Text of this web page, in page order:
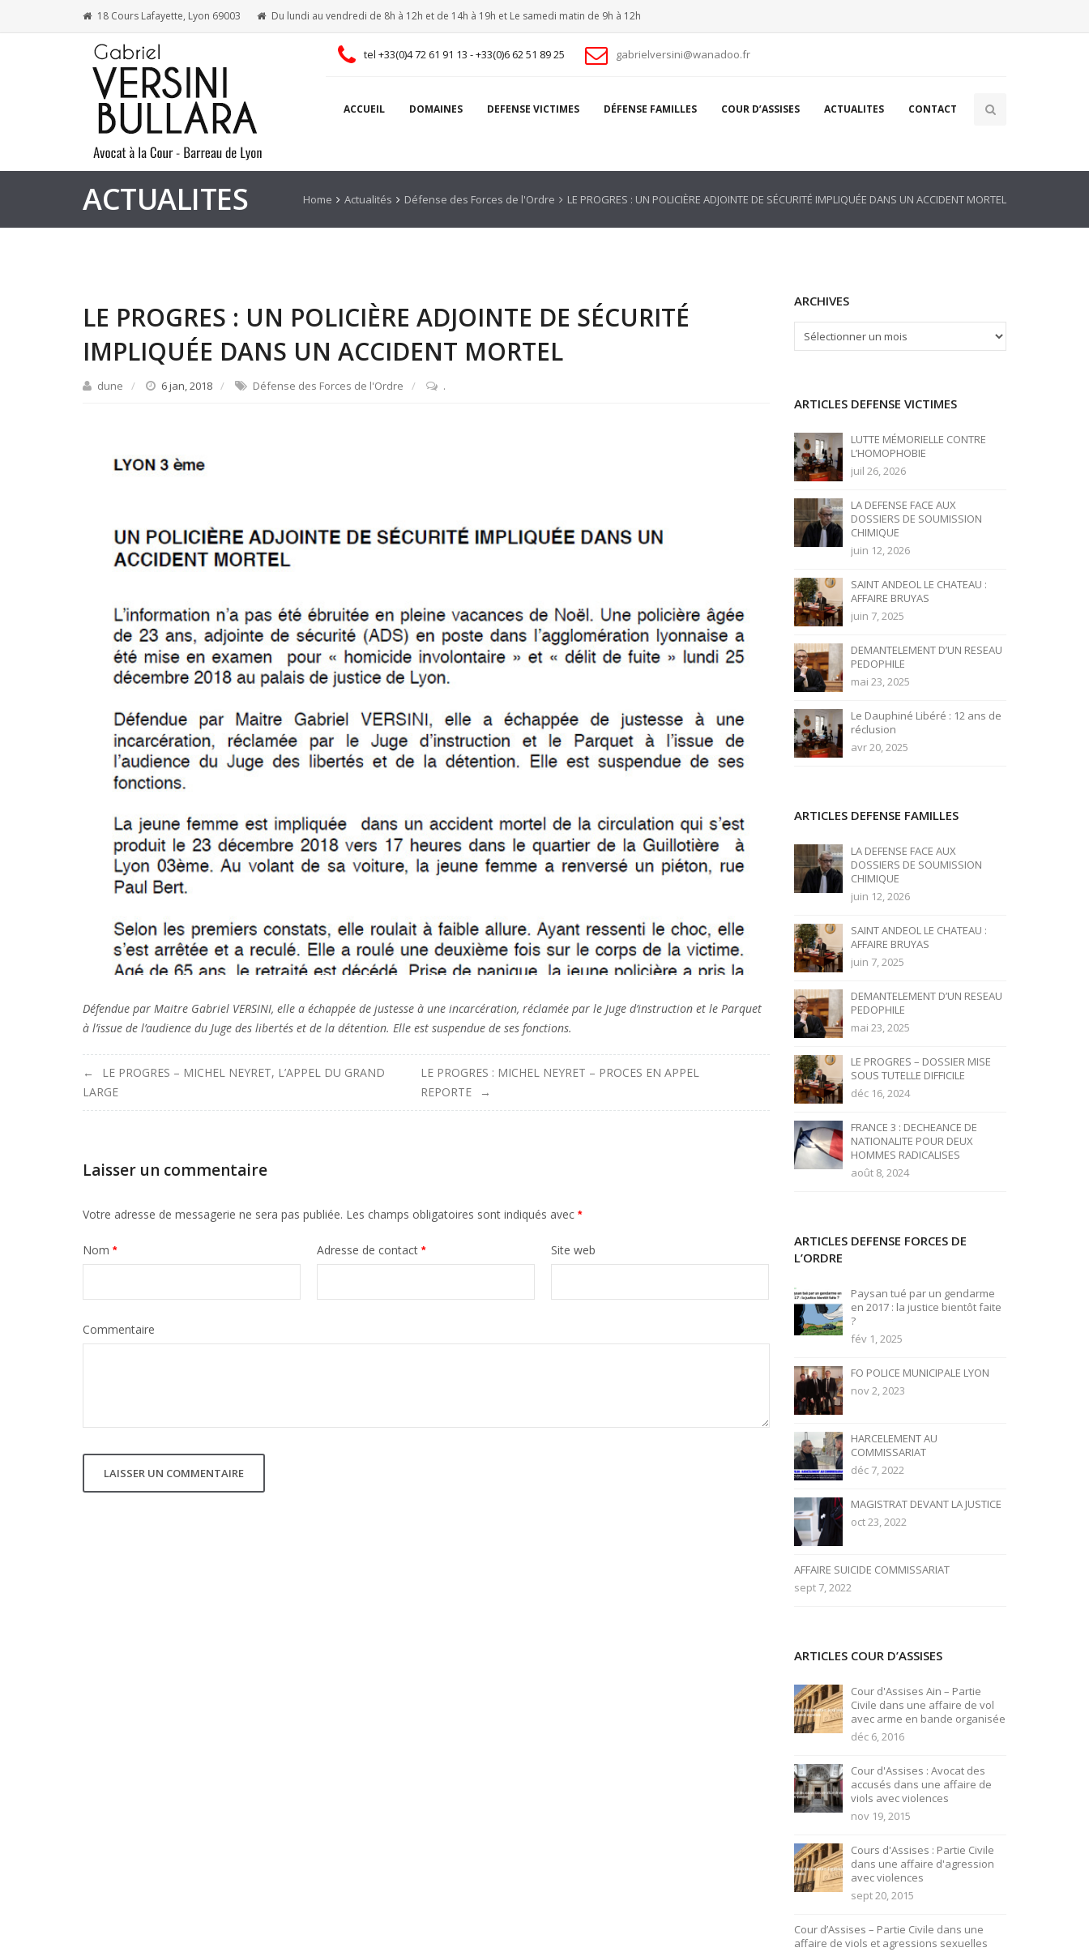
18 Cours Lafayette, Lyon 69003 Du lundi au vendredi de 8h à 12h et de 14h à 19h et Le samedi matin de 9h à 12h
tel +33(0)4 72 61 91 13 - +33(0)6 62 51 89 25 gabrielversini@wanadoo.fr
ACCUEIL DOMAINES DEFENSE VICTIMES DÉFENSE FAMILLES COUR D’ASSISES ACTUALITES CONTACT
ACTUALITES Home Actualités Défense des Forces de l'Ordre LE PROGRES : UN POLICIÈRE ADJOINTE DE SÉCURITÉ IMPLIQUÉE DANS UN ACCIDENT MORTEL
LE PROGRES : UN POLICIÈRE ADJOINTE DE SÉCURITÉ
IMPLIQUÉE DANS UN ACCIDENT MORTEL
dune 6 jan, 2018 Défense des Forces de l'Ordre .
Défendue par Maitre Gabriel VERSINI, elle a échappée de justesse à une incarcération, réclamée par le Juge d’instruction et le Parquet
à l’issue de l’audience du Juge des libertés et de la détention. Elle est suspendue de ses fonctions.
Navigation
de
LE PROGRES – MICHEL NEYRET, L’APPEL DU GRAND
LARGE
LE PROGRES : MICHEL NEYRET – PROCES EN APPEL
REPORTE
Laisser un commentaire
Votre adresse de messagerie ne sera pas publiée. Les champs obligatoires sont indiqués avec *
Nom * Adresse de contact* Site web
Commentaire
ARCHIVES
ARCHIVES
ARTICLES DEFENSE VICTIMES
LUTTE MÉMORIELLE CONTRE
L’HOMOPHOBIE
juil 26, 2026
LA DEFENSE FACE AUX
DOSSIERS DE SOUMISSION
CHIMIQUE
juin 12, 2026
SAINT ANDEOL LE CHATEAU :
AFFAIRE BRUYAS
juin 7, 2025
DEMANTELEMENT D’UN RESEAU
PEDOPHILE
mai 23, 2025
Le Dauphiné Libéré : 12 ans de
réclusion
avr 20, 2025
ARTICLES DEFENSE FAMILLES
LA DEFENSE FACE AUX
DOSSIERS DE SOUMISSION
CHIMIQUE
juin 12, 2026
SAINT ANDEOL LE CHATEAU :
AFFAIRE BRUYAS
juin 7, 2025
DEMANTELEMENT D’UN RESEAU
PEDOPHILE
mai 23, 2025
LE PROGRES – DOSSIER MISE
SOUS TUTELLE DIFFICILE
déc 16, 2024
FRANCE 3 : DECHEANCE DE
NATIONALITE POUR DEUX
HOMMES RADICALISES
août 8, 2024
ARTICLES DEFENSE FORCES DE
L’ORDRE
Paysan tué par un gendarme
en 2017 : la justice bientôt faite
?
fév 1, 2025
FO POLICE MUNICIPALE LYON
nov 2, 2023
HARCELEMENT AU
COMMISSARIAT
déc 7, 2022
MAGISTRAT DEVANT LA JUSTICE
oct 23, 2022
AFFAIRE SUICIDE COMMISSARIAT
sept 7, 2022
ARTICLES COUR D’ASSISES
Cour d'Assises Ain – Partie
Civile dans une affaire de vol
avec arme en bande organisée
déc 6, 2016
Cour d'Assises : Avocat des
accusés dans une affaire de
viols avec violences
nov 19, 2015
Cours d'Assises : Partie Civile
dans une affaire d'agression
avec violences
sept 20, 2015
Cour d’Assises – Partie Civile dans une
affaire de viols et agressions sexuelles